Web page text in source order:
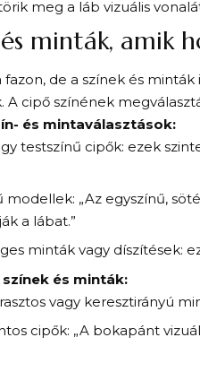
meg a láb vizuális
minták, amik
fazon, de a színek és
A cipő színének
és mintaválasztások:
testszínű cipők: ezek
modellek: „Az egyszínű,
a lábat.”
minták vagy díszítések:
és minták:
vagy keresztirányú
cipők: „A bokapánt